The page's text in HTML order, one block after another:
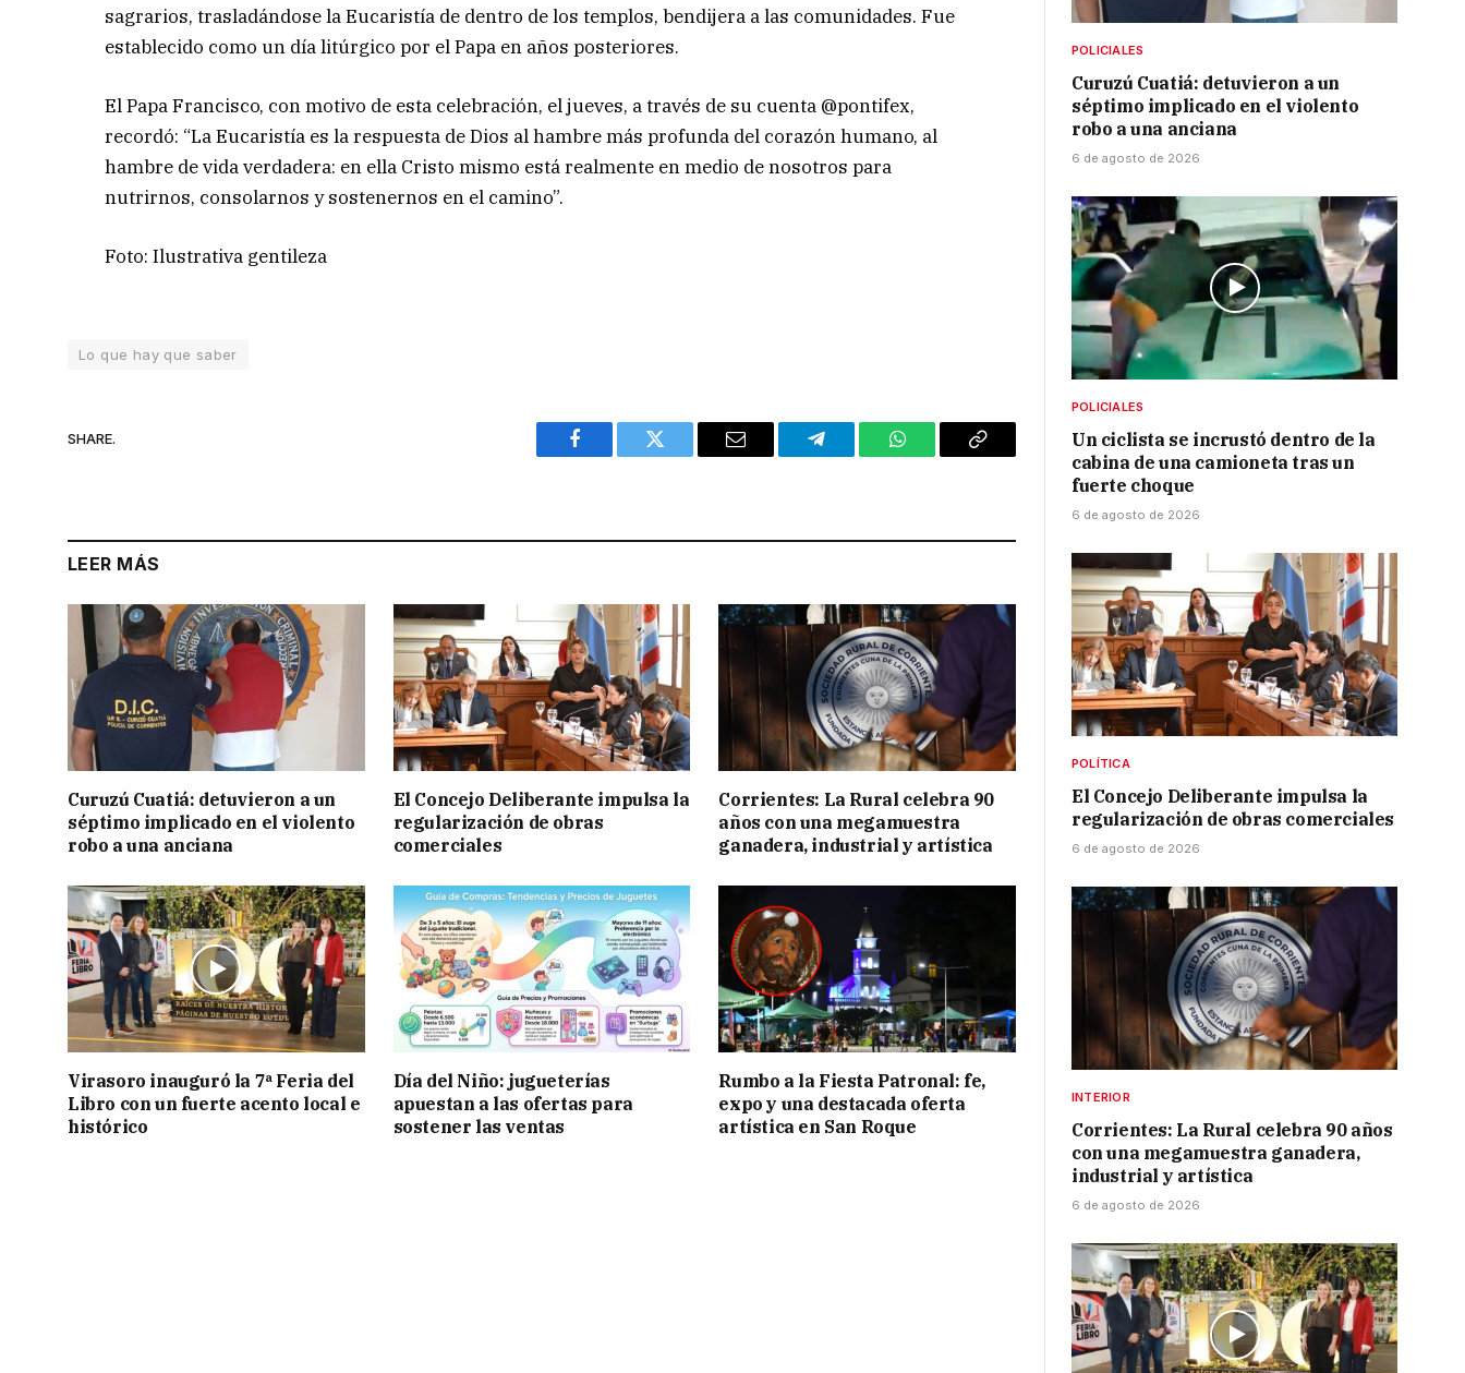
sagrarios, trasladándose la Eucaristía de dentro de los templos, bendijera a las comunidades. Fue
establecido como un día litúrgico por el Papa en años posteriores.
El Papa Francisco, con motivo de esta celebración, el jueves, a través de su cuenta @pontifex,
recordó: “La Eucaristía es la respuesta de Dios al hambre más profunda del corazón humano, al
hambre de vida verdadera: en ella Cristo mismo está realmente en medio de nosotros para
nutrirnos, consolarnos y sostenernos en el camino”.
Foto: Ilustrativa gentileza
Lo que hay que saber
SHARE.
Facebook Twitter Email Telegram WhatsAppCopy
LEER MÁS
Curuzú Cuatiá: detuvieron a un
séptimo implicado en el violento
robo a una anciana
El Concejo Deliberante impulsa la
regularización de obras
comerciales
Corrientes: La Rural celebra 90
años con una megamuestra
ganadera, industrial y artística
Virasoro inauguró la 7ª Feria del
Libro con un fuerte acento local e
histórico
Día del Niño: jugueterías
apuestan a las ofertas para
sostener las ventas
Rumbo a la Fiesta Patronal: fe,
expo y una destacada oferta
artística en San Roque
POLICIALES
Curuzú Cuatiá: detuvieron a un
séptimo implicado en el violento
robo a una anciana
6 de agosto de 2026
POLICIALES
Un ciclista se incrustó dentro de la
cabina de una camioneta tras un
fuerte choque
6 de agosto de 2026
POLÍTICA
El Concejo Deliberante impulsa la
regularización de obras comerciales
6 de agosto de 2026
INTERIOR
Corrientes: La Rural celebra 90 años
con una megamuestra ganadera,
industrial y artística
6 de agosto de 2026